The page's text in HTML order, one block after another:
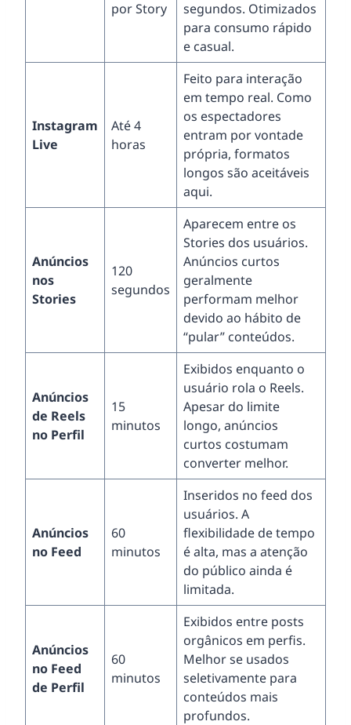
por Story
segundos. Otimizados
para consumo rápido
e casual.
Instagram
Live
Até 4
horas
Feito para interação
em tempo real. Como
os espectadores
entram por vontade
própria, formatos
longos são aceitáveis
aqui.
Anúncios
nos
Stories
120
segundos
Aparecem entre os
Stories dos usuários.
Anúncios curtos
geralmente
performam melhor
devido ao hábito de
“pular” conteúdos.
Anúncios
de Reels
no Perfil
15
minutos
Exibidos enquanto o
usuário rola o Reels.
Apesar do limite
longo, anúncios
curtos costumam
converter melhor.
Anúncios
no Feed
60
minutos
Inseridos no feed dos
usuários. A
flexibilidade de tempo
é alta, mas a atenção
do público ainda é
limitada.
Anúncios
no Feed
de Perfil
60
minutos
Exibidos entre posts
orgânicos em perfis.
Melhor se usados
seletivamente para
conteúdos mais
profundos.